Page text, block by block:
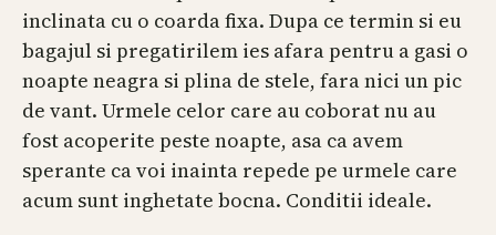
inclinata cu o coarda fixa. Dupa ce termin si eu
bagajul si pregatirilem ies afara pentru a gasi o
noapte neagra si plina de stele, fara nici un pic
de vant. Urmele celor care au coborat nu au
fost acoperite peste noapte, asa ca avem
sperante ca voi inainta repede pe urmele care
acum sunt inghetate bocna. Conditii ideale.